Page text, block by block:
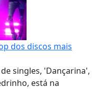
dos discos mais
singles, 'Dançarina',
está na